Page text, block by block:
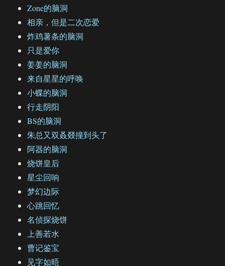
Zone的脑洞
相亲，但是二次恋爱
炸鸡薯条的脑洞
只是爱你
姜姜的脑洞
来自星星的呼唤
小蝶的脑洞
行走阴阳
BS的脑洞
朱总又双叒叕撞到头了
阿器的脑洞
烧饼皇后
星尘回响
梦幻边际
心跳回忆
名侦探烧饼
上善若水
曹记鉴宝
见字如晤